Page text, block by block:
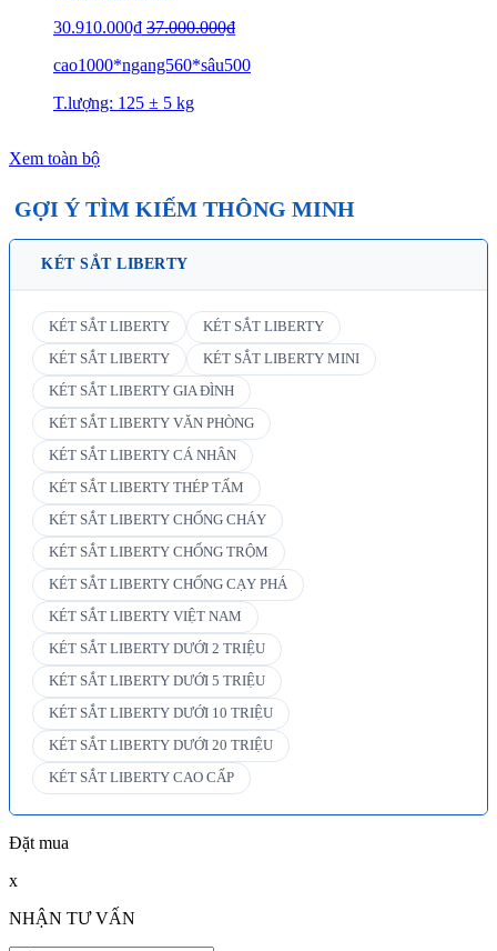
30.910.000₫ 37.000.000₫
cao1000*ngang560*sâu500
T.lượng: 125 ± 5 kg
Xem toàn bộ
GỢI Ý TÌM KIẾM THÔNG MINH
KÉT SẮT LIBERTY
KÉT SẮT LIBERTY KÉT SẮT LIBERTY
KÉT SẮT LIBERTY KÉT SẮT LIBERTY MINI
KÉT SẮT LIBERTY GIA ĐÌNH
KÉT SẮT LIBERTY VĂN PHÒNG
KÉT SẮT LIBERTY CÁ NHÂN
KÉT SẮT LIBERTY THÉP TẤM
KÉT SẮT LIBERTY CHỐNG CHÁY
KÉT SẮT LIBERTY CHỐNG TRỘM
KÉT SẮT LIBERTY CHỐNG CẠY PHÁ
KÉT SẮT LIBERTY VIỆT NAM
KÉT SẮT LIBERTY DƯỚI 2 TRIỆU
KÉT SẮT LIBERTY DƯỚI 5 TRIỆU
KÉT SẮT LIBERTY DƯỚI 10 TRIỆU
KÉT SẮT LIBERTY DƯỚI 20 TRIỆU
KÉT SẮT LIBERTY CAO CẤP
Đặt mua
x
NHẬN TƯ VẤN